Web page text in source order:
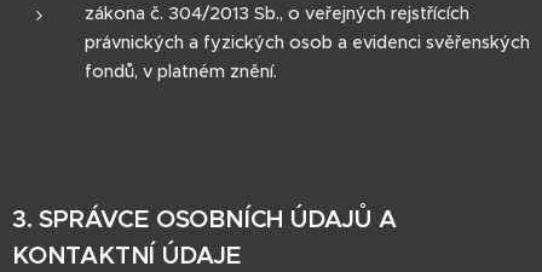
zákona č. 304/2013 Sb., o veřejných rejstřících
právnických a fyzických osob a evidenci svěřenských
fondů, v platném znění.
3. SPRÁVCE OSOBNÍCH ÚDAJŮ A
KONTAKTNÍ ÚDAJE